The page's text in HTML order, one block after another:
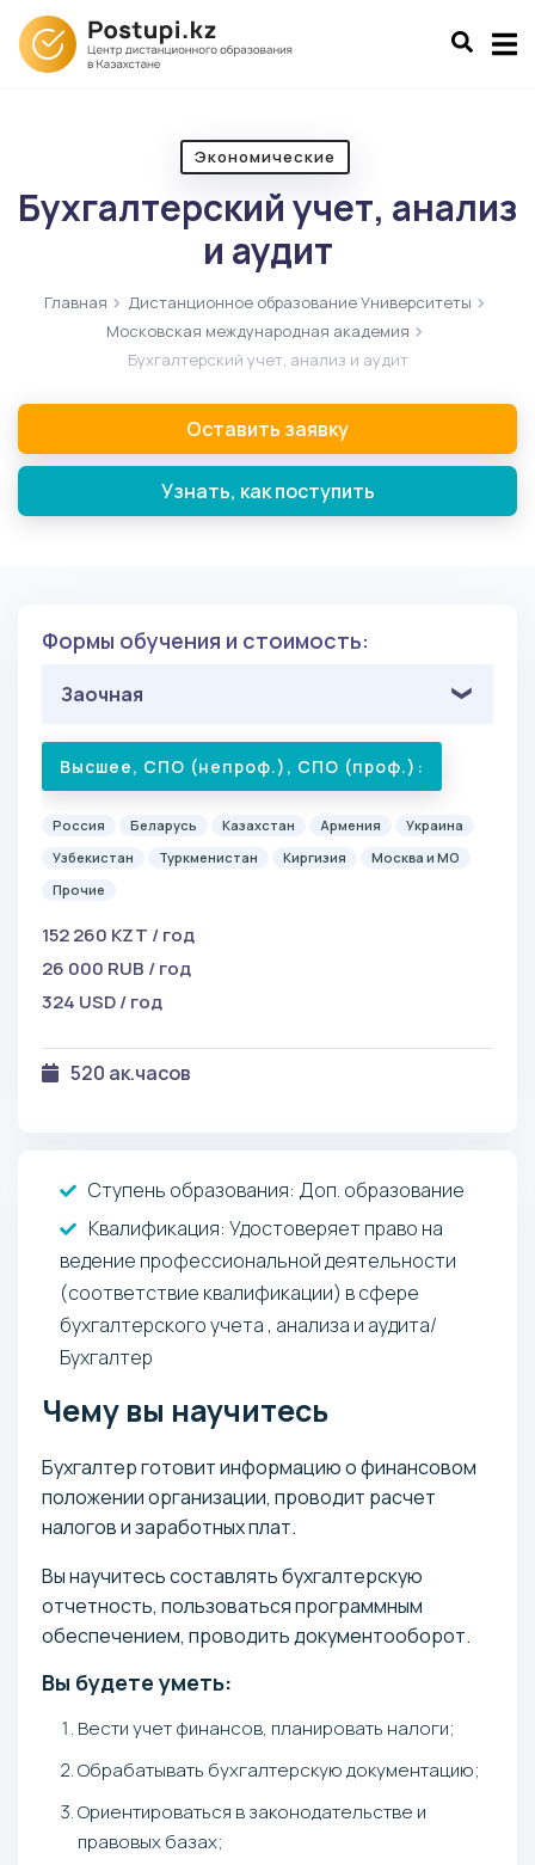
Экономические
Бухгалтерский учет, анализ
и аудит
Главная
Дистанционное образование Университеты
Московская международная академия
Бухгалтерский учет, анализ и аудит
Оставить заявку
Узнать, как поступить
Формы обучения и стоимость:
Заочная
Высшее, СПО (непроф.), СПО (проф.):
Россия Беларусь Казахстан Армения
Украина
Узбекистан
Туркменистан Киргизия
Москва и МО
Прочие
152 260 KZT / год
26 000 RUB / год
324 USD / год
520 ак.часов
Ступень образования: Доп. образование
Квалификация: Удостоверяет право на
ведение профессиональной деятельности
(соответствие квалификации) в сфере
бухгалтерского учета , анализа и аудита/
Бухгалтер
Чему вы научитесь
Бухгалтер готовит информацию о финансовом
положении организации, проводит расчет
налогов и заработных плат.
Вы научитесь составлять бухгалтерскую
отчетность, пользоваться программным
обеспечением, проводить документооборот.
Вы будете уметь:
Вести учет финансов, планировать налоги;
Обрабатывать бухгалтерскую документацию;
Ориентироваться в законодательстве и
правовых базах;